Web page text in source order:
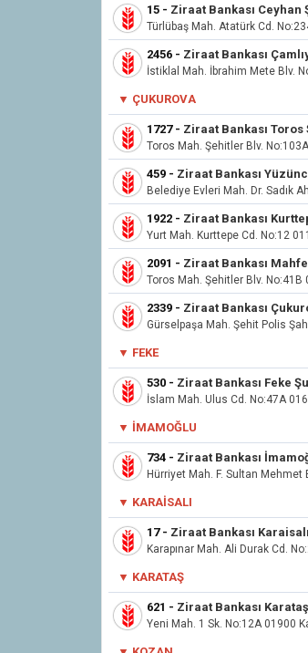
15 - Ziraat Bankası Ceyhan
Türlübaş Mah. Atatürk Cd.
2456 - Ziraat Bankası
İstiklal Mah. İbrahim Mete Blv.
▼ ÇUKUROVA
1727- Ziraat Bankası Toros
Toros Mah. Şehitler Blv.
459 - Ziraat Bankası
Belediye Evleri Mah. Dr. Sadık
1922 - Ziraat Bankası
Yurt Mah. Kurttepe Cd. No:12
2091 - Ziraat Bankası
Toros Mah. Şehitler Blv.
2339 - Ziraat Bankası
Gürselpaşa Mah. Şehit Polis
▼ FEKE
530 - Ziraat Bankası Feke
İslam Mah. Ulus Cd. No:47A
▼ İMAMOĞLU
734 - Ziraat Bankası
Hürriyet Mah. F. Sultan
▼ KARAISALI
17- Ziraat Bankası
Karapınar Mah. Ali Durak Cd.
▼ KARATAŞ
621 - Ziraat Bankası
Yeni Mah. 1 Sk. No:12A 01900